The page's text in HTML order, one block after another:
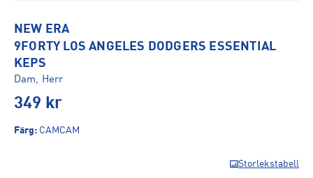
NEW ERA
9FORTY LOS ANGELES DODGERS ESSENTIAL
KEPS
Dam, Herr
349 kr
Färg: CAMCAM
Storlekstabell